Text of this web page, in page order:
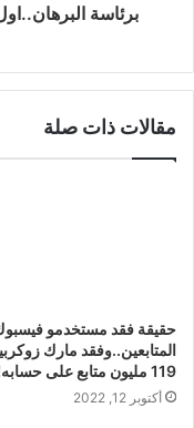
برئاسة
مقالات ذات صلة
حقيقة فقد مستخدمو
المتابعين..وفقد مارك
119 مليون متابع على حسابه!!
أكتوبر 12, 2022